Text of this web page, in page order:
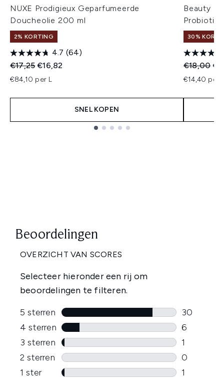
NUXE Prodigieux Geparfumeerde
Doucheolie 200 ml
2% KORTING
4.7 (64)
Recommended Retail Price:
€17,25Huidige prijs:
€16,82
€84,10 per L
SNEL KOPEN
Beauty of
30%
€18,00
€14,40 per